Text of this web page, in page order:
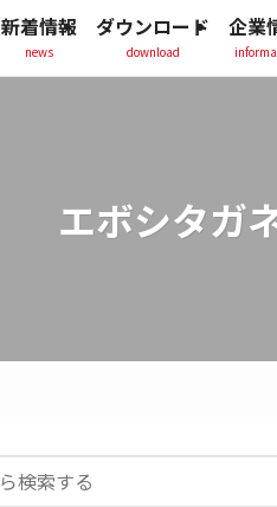
エボシタガ
新着情報
news
ダウンロード
download
企業